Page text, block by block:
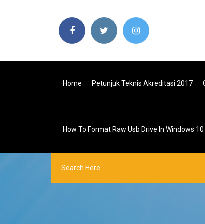
Home Petunjuk Teknis Akreditasi 2017
How To Format Raw Usb Drive In Windows 10